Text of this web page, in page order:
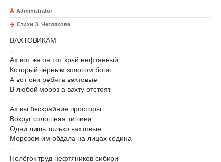
Administrator
Стихи Э. Чеглякова
ВАХТОВИКАМ
--
Ах вот же он тот край нефтянный
Который чёрным золотом богат
А вот они ребята вахтовые
В любой мороз а вахту отстоят
--
Ах вы бескрайние просторы
Вокруг сплошная тишина
Одни лишь только вахтовые
Морозом им обдала на лицах седина
--
Нелёгок труд нефтяников сибири